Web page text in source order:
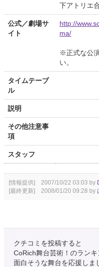
下アトリエ
公式／劇場サ
イト
http://
ma/
※正式な公
い。
タイムテーブ
ル
説明
その他注意事
項
スタッフ
[情報提供] 2007/10/22 03:03 by
[最終更新] 2008/01/20 09:28 by
クチコミを投稿すると
CoRich舞台芸術！のランキ
面白そうな舞台を応援しま